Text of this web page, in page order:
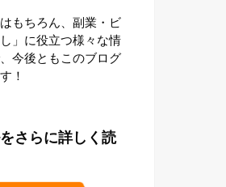
もちろん、副業・ビ
」に役立つ様々な情
今後ともこのブログ
！
さらに詳しく読